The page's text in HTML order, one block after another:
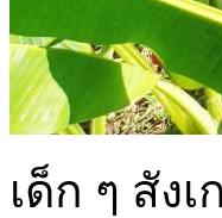
เด็ก ๆ สัง